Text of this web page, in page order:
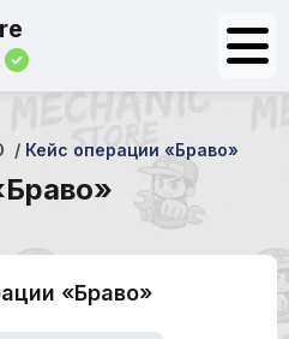
Кейс операции «Браво»
«Браво»